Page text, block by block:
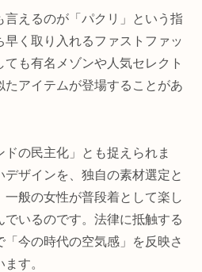
言えるのが「パクリ」という指
く取り入れるファストファッ
も有名メゾンや人気セレクト
たアイテムが登場することがあ
ドの民主化」とも捉えられま
ザインを、独自の素材選定と
般の女性が普段着として楽し
いるのです。法律に抵触する
今の時代の空気感」を反映さ
す。